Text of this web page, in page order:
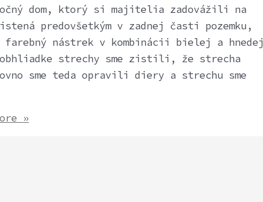
dom, ktorý si majitelia zadovážili na
predovšetkým v zadnej časti pozemku,
farebný nástrek v kombinácii bielej a hnedej
obhliadke strechy sme zistili, že strecha
sme teda opravili diery a strechu sme
»